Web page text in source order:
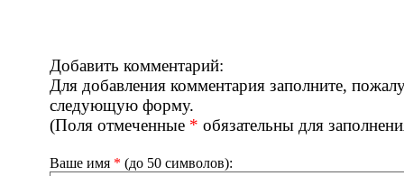
Добавить комментарий:
Для добавления комментария заполните,
следующую форму.
(Поля отмеченные * обязательны для
Ваше имя * (до 50 символов):